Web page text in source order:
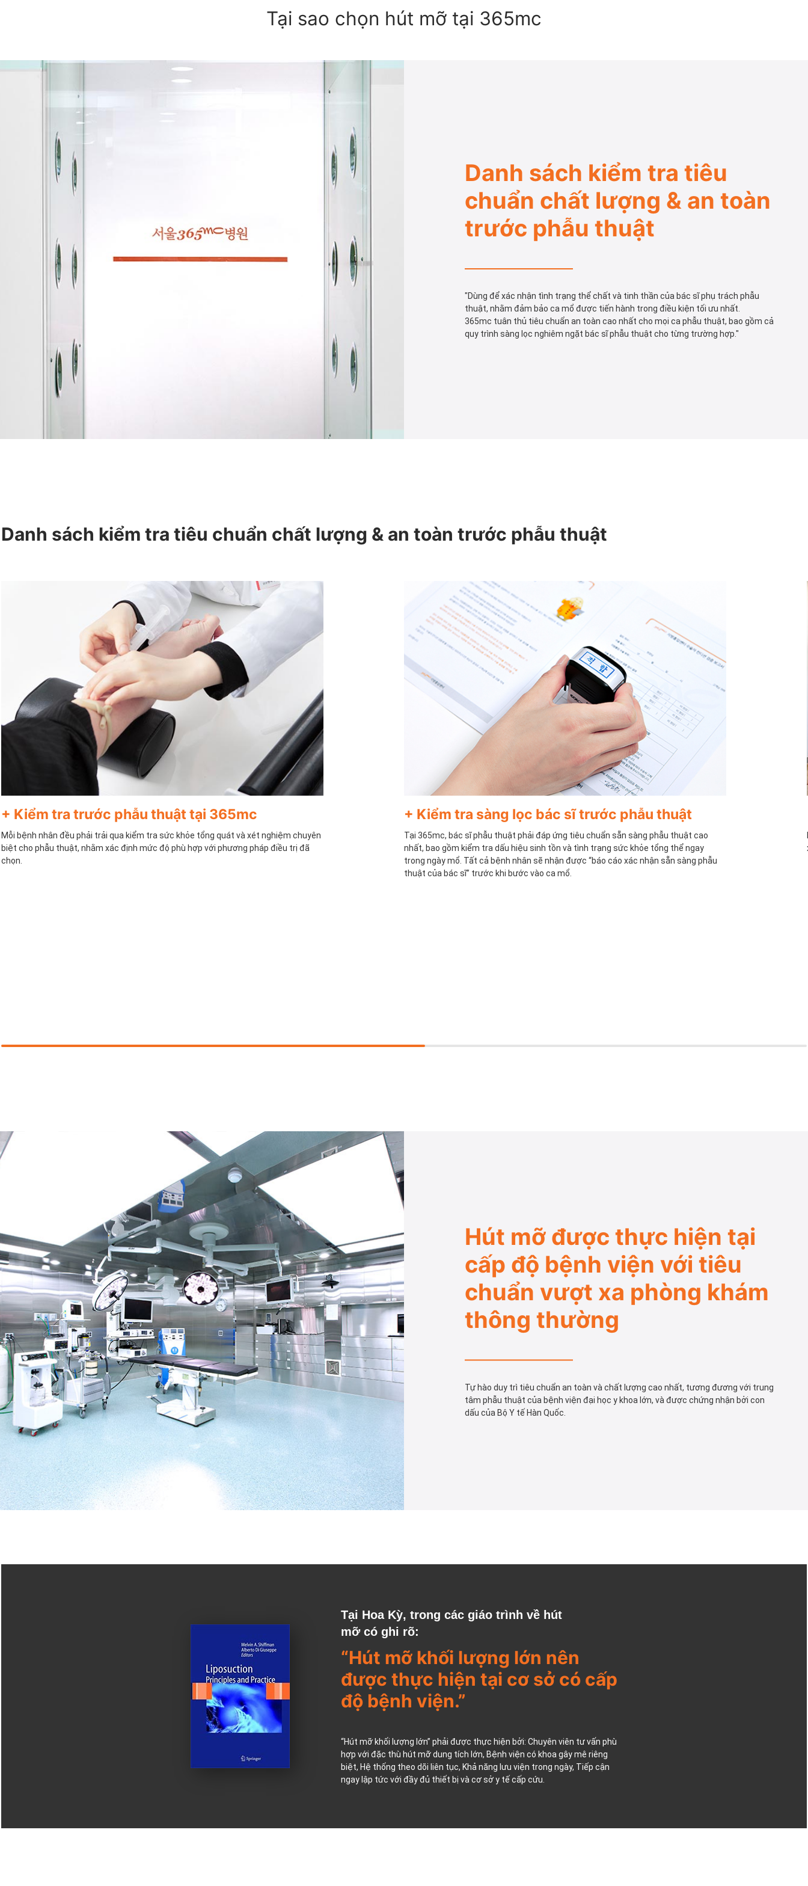
Tại sao chọn hút mỡ tại 365mc
Danh sách kiểm tra tiêu
chuẩn chất lượng & an toàn
trước phẫu thuật
"Dùng để xác nhận tình trạng thể chất và tinh thần của bác sĩ phụ trách phẫu
thuật, nhằm đảm bảo ca mổ được tiến hành trong điều kiện tối ưu nhất.
365mc tuân thủ tiêu chuẩn an toàn cao nhất cho mọi ca phẫu thuật, bao gồm cả
quy trình sàng lọc nghiêm ngặt bác sĩ phẫu thuật cho từng trường hợp."
Danh sách kiểm tra tiêu chuẩn chất lượng & an toàn trước phẫu thuật
+ Kiểm tra trước phẫu thuật tại 365mc
Mỗi bệnh nhân đều phải trải qua kiểm tra sức khỏe tổng quát và xét nghiệm chuyên
biệt cho phẫu thuật, nhằm xác định mức độ phù hợp với phương pháp điều trị đã
chọn.
+ Kiểm tra sàng lọc bác sĩ trước phẫu thuật
Tại 365mc, bác sĩ phẫu thuật phải đáp ứng tiêu chuẩn sẵn sàng phẫu thuật cao
nhất, bao gồm kiểm tra dấu hiệu sinh tồn và tình trạng sức khỏe tổng thể ngay
trong ngày mổ. Tất cả bệnh nhân sẽ nhận được “báo cáo xác nhận sẵn sàng phẫu
thuật của bác sĩ” trước khi bước vào ca mổ.
Hút mỡ được thực hiện tại
cấp độ bệnh viện với tiêu
chuẩn vượt xa phòng khám
thông thường
Tự hào duy trì tiêu chuẩn an toàn và chất lượng cao nhất, tương đương với trung
tâm phẫu thuật của bệnh viện đại học y khoa lớn, và được chứng nhận bởi con
dấu của Bộ Y tế Hàn Quốc.
Tại Hoa Kỳ, trong các giáo trình về hút
mỡ có ghi rõ:
“Hút mỡ khối lượng lớn nên
được thực hiện tại cơ sở có cấp
độ bệnh viện.”
“Hút mỡ khối lượng lớn” phải được thực hiện bởi: Chuyên viên tư vấn phù
hợp với đặc thù hút mỡ dung tích lớn, Bệnh viện có khoa gây mê riêng
biệt, Hệ thống theo dõi liên tục, Khả năng lưu viện trong ngày, Tiếp cận
ngay lập tức với đầy đủ thiết bị và cơ sở y tế cấp cứu.